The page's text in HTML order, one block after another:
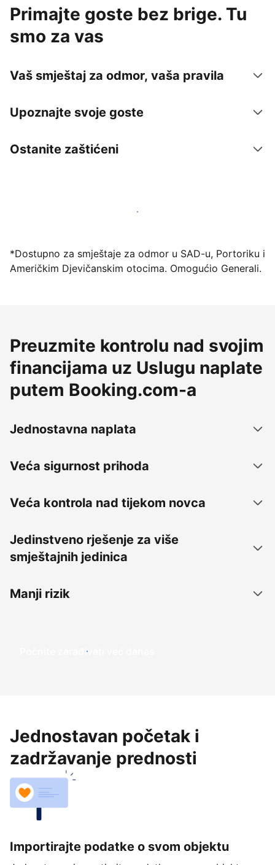
Primajte goste bez brige. Tu
smo za vas
Vaš smještaj za odmor, vaša pravila
Upoznajte svoje goste
Ostanite zaštićeni
*Dostupno za smještaje za odmor u SAD-u, Portoriku i
Američkim Djevičanskim otocima. Omogućio Generali.
Preuzmite kontrolu nad svojim
financijama uz Uslugu naplate
putem Booking.com-a
Jednostavna naplata
Veća sigurnost prihoda
Veća kontrola nad tijekom novca
Jedinstveno rješenje za više
smještajnih jedinica
Manji rizik
Počnite zarađivati već ​​danas
Jednostavan početak i
zadržavanje prednosti
Importirajte podatke o svom objektu